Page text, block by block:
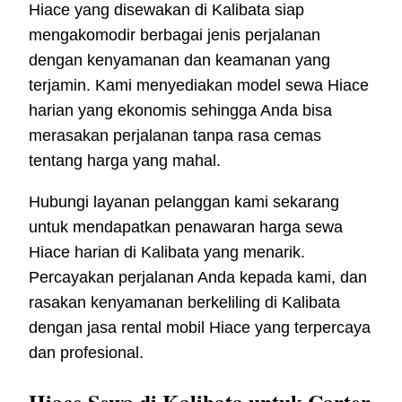
Hiace yang disewakan di Kalibata siap
mengakomodir berbagai jenis perjalanan
dengan kenyamanan dan keamanan yang
terjamin. Kami menyediakan model sewa Hiace
harian yang ekonomis sehingga Anda bisa
merasakan perjalanan tanpa rasa cemas
tentang harga yang mahal.
Hubungi layanan pelanggan kami sekarang
untuk mendapatkan penawaran harga sewa
Hiace harian di Kalibata yang menarik.
Percayakan perjalanan Anda kepada kami, dan
rasakan kenyamanan berkeliling di Kalibata
dengan jasa rental mobil Hiace yang terpercaya
dan profesional.